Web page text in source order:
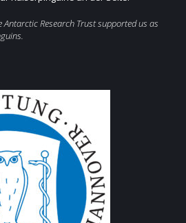
Antarctic Research Trust supported us as